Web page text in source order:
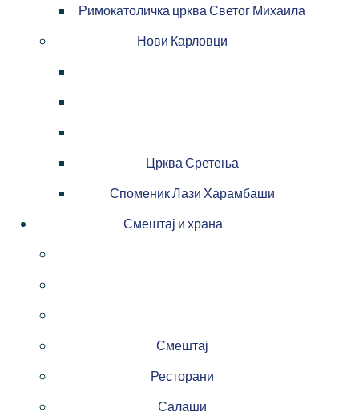
Римокатоличка црква Светог Михаила
Нови Карловци
Црква Сретења
Споменик Лази Харамбаши
Смештај и храна
Смештај
Ресторани
Салаши